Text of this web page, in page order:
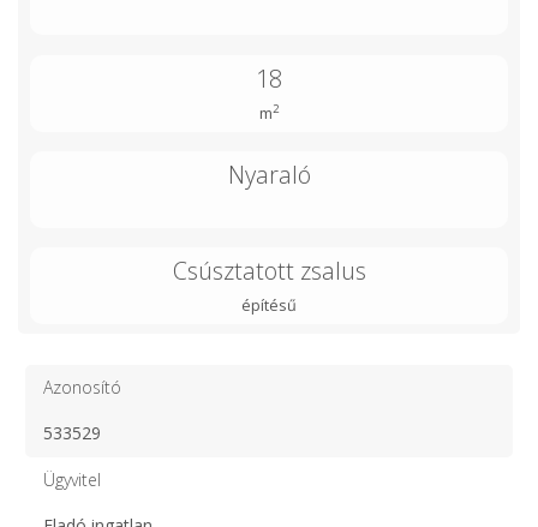
18
m2
Nyaraló
Csúsztatott zsalus
építésű
Azonosító
533529
Ügyvitel